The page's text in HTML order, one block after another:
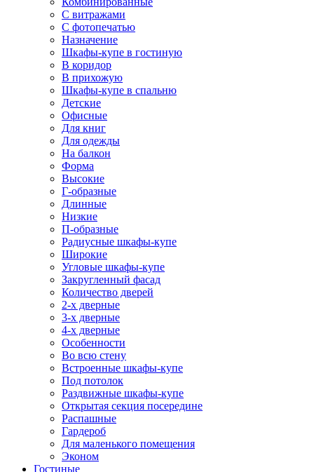
С витражами
С фотопечатью
Назначение
Шкафы-купе в гостиную
В коридор
В прихожую
Шкафы-купе в спальню
Детские
Офисные
Для книг
Для одежды
На балкон
Форма
Высокие
Г-образные
Длинные
Низкие
П-образные
Радиусные шкафы-купе
Широкие
Угловые шкафы-купе
Закругленный фасад
Количество дверей
2-х дверные
3-х дверные
4-х дверные
Особенности
Во всю стену
Встроенные шкафы-купе
Под потолок
Раздвижные шкафы-купе
Открытая секция посередине
Распашные
Гардероб
Для маленького помещения
Эконом
Гостиные